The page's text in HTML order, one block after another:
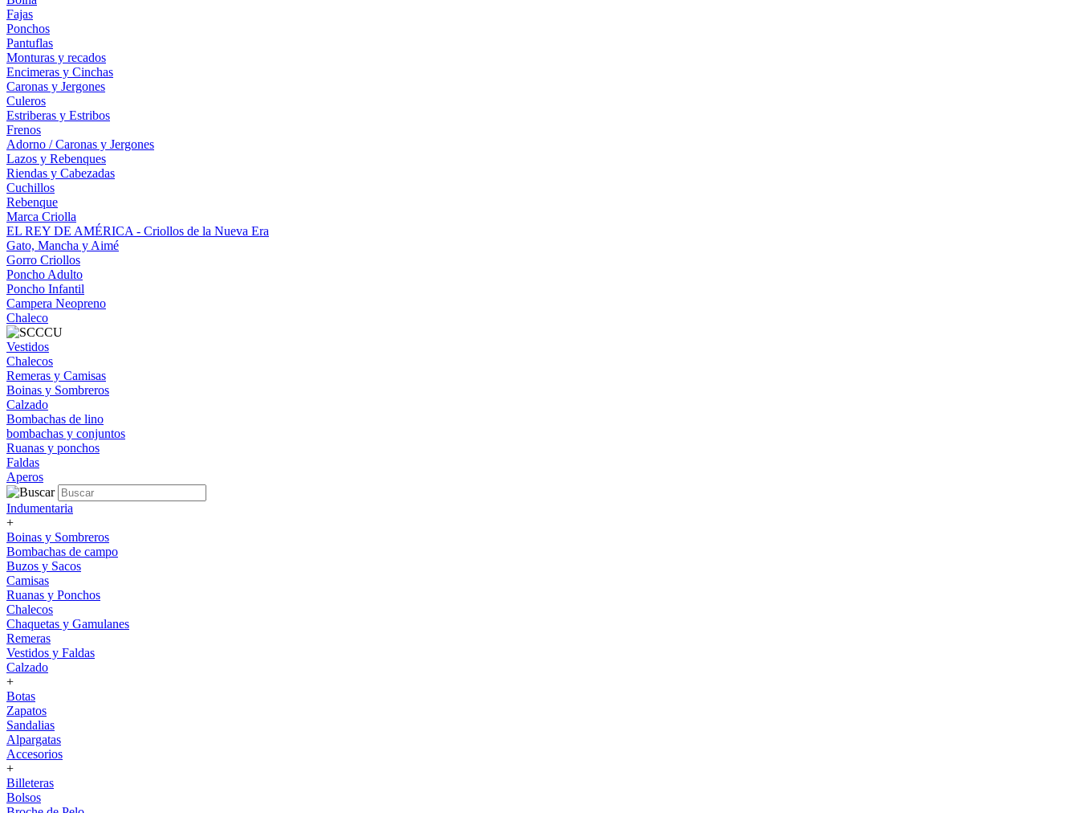
Fajas
Ponchos
Pantuflas
Monturas y recados
Encimeras y Cinchas
Caronas y Jergones
Culeros
Estriberas y Estribos
Frenos
Adorno / Caronas y Jergones
Lazos y Rebenques
Riendas y Cabezadas
Cuchillos
Rebenque
Marca Criolla
EL REY DE AMÉRICA - Criollos de la Nueva Era
Gato, Mancha y Aimé
Gorro Criollos
Poncho Adulto
Poncho Infantil
Campera Neopreno
Chaleco
Vestidos
Chalecos
Remeras y Camisas
Boinas y Sombreros
Calzado
Bombachas de lino
bombachas y conjuntos
Ruanas y ponchos
Faldas
Aperos
Indumentaria
+
Boinas y Sombreros
Bombachas de campo
Buzos y Sacos
Camisas
Ruanas y Ponchos
Chalecos
Chaquetas y Gamulanes
Remeras
Vestidos y Faldas
Calzado
+
Botas
Zapatos
Sandalias
Alpargatas
Accesorios
+
Billeteras
Bolsos